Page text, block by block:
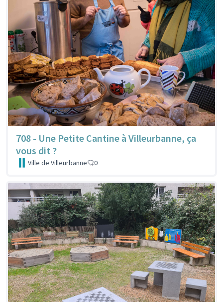
708 - Une Petite Cantine à Villeurbanne, ça
vous dit ?
Ville de Villeurbanne 0